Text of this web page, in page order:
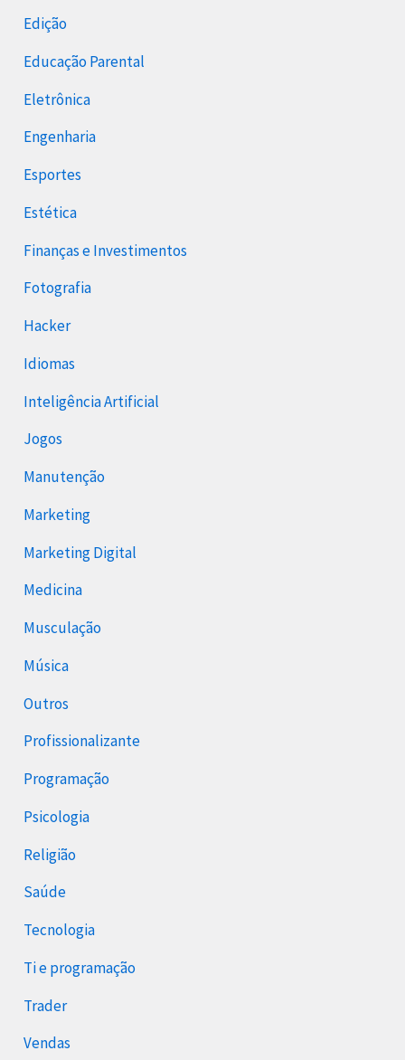
Edição
Educação Parental
Eletrônica
Engenharia
Esportes
Estética
Finanças e Investimentos
Fotografia
Hacker
Idiomas
Inteligência Artificial
Jogos
Manutenção
Marketing
Marketing Digital
Medicina
Musculação
Música
Outros
Profissionalizante
Programação
Psicologia
Religião
Saúde
Tecnologia
Ti e programação
Trader
Vendas